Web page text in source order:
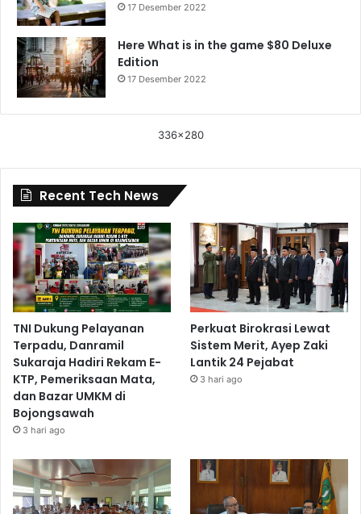
17 Desember 2022
Here What is in the game $80 Deluxe
Edition
17 Desember 2022
336x280
Recent Tech News
TNI Dukung Pelayanan
Terpadu, Danramil
Sukaraja Hadiri Rekam E-
KTP, Pemeriksaan Mata,
dan Bazar UMKM di
Bojongsawah
3 hari ago
Perkuat Birokrasi Lewat
Sistem Merit, Ayep Zaki
Lantik 24 Pejabat
3 hari ago